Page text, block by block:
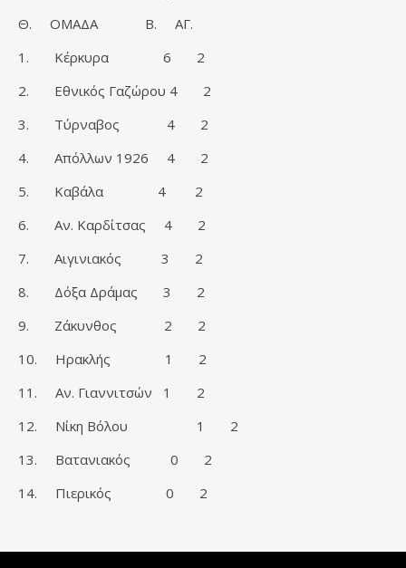
Θ. ΟΜΑΔΑ Β. ΑΓ.
1. Κέρκυρα 6 2
2. Εθνικός Γαζώρου 4 2
3. Τύρναβος 4 2
4. Απόλλων 1926 4 2
5. Καβάλα 4 2
6. Αν. Καρδίτσας 4 2
7. Αιγινιακός 3 2
8. Δόξα Δράμας 3 2
9. Ζάκυνθος 2 2
10. Ηρακλής 1 2
11. Αν. Γιαννιτσών 1 2
12. Νίκη Βόλου 1 2
13. Βατανιακός 0 2
14. Πιερικός 0 2